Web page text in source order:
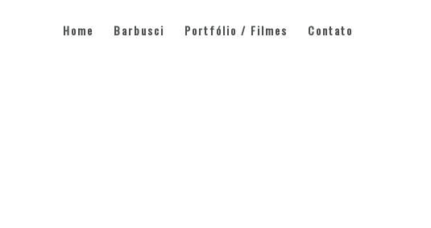
Home Barbusci Portfólio / Filmes Contato